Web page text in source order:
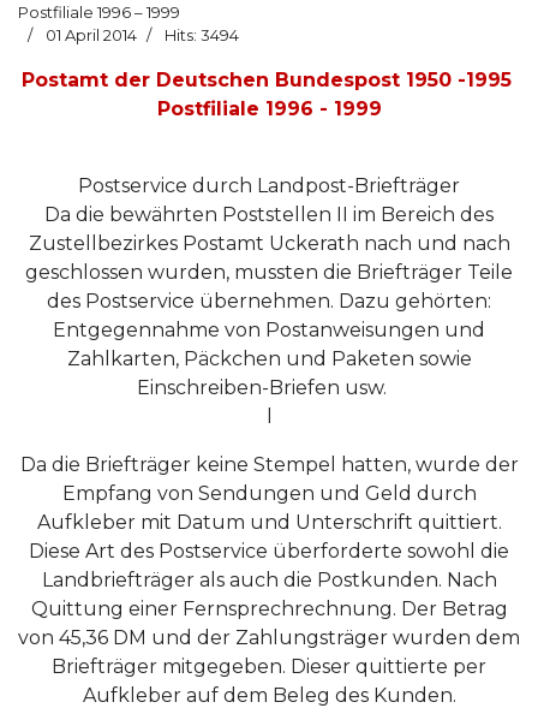
Postfiliale 1996 – 1999
01 April 2014
Hits: 3494
Postamt der Deutschen Bundespost 1950 -1995
Postfiliale 1996 - 1999
Postservice durch Landpost-Briefträger
Da die bewährten Poststellen II im Bereich des
Zustellbezirkes Postamt Uckerath nach und nach
geschlossen wurden, mussten die Briefträger Teile
des Postservice übernehmen. Dazu gehörten:
Entgegennahme von Postanweisungen und
Zahlkarten, Päckchen und Paketen sowie
Einschreiben-Briefen usw.
Da die Briefträger keine Stempel hatten, wurde der
Empfang von Sendungen und Geld durch
Aufkleber mit Datum und Unterschrift quittiert.
Diese Art des Postservice überforderte sowohl die
Landbriefträger als auch die Postkunden. Nach
Quittung einer Fernsprechrechnung. Der Betrag
von 45,36 DM und der Zahlungsträger wurden dem
Briefträger mitgegeben. Dieser quittierte per
Aufkleber auf dem Beleg des Kunden.